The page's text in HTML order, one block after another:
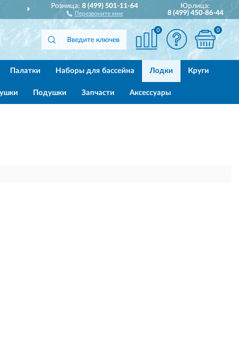
ДОСТАВИМ ПО ВСЕЙ РОССИИ
Розница:8 (499) 501-11-64
Перезвоните мне
Юрлица:
8 (499) 450-86-44
0 0
Палатки Наборы для бассейна Лодки Круги
Подушки Запчасти Аксессуары